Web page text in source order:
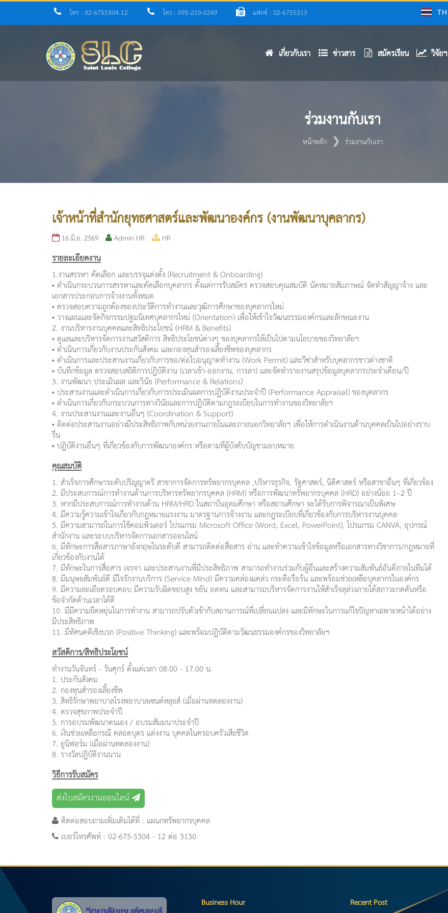
โทร : 02-6755304-12 โทร : 095-210-0249 แฟกซ์ : 02-6755313 TH
เกี่ยวกับเรา ข่าวสาร สมัครเรียน วิจัยฯ
ร่วมงานกับเรา
หน้าหลัก ร่วมงานกับเรา
เจ้าหน้าที่สำนักยุทธศาสตร์และพัฒนาองค์กร (งานพัฒนาบุคลากร)
16 มิ.ย. 2569 Admin HR HR
รายละเอียดงาน
1.งานสรรหา คัดเลือก และบรรจุแต่งตั้ง (Recruitment & Onboarding)
• ดำเนินกระบวนการสรรหาและคัดเลือกบุคลากร ตั้งแต่การรับสมัคร ตรวจสอบคุณสมบัติ นัดหมายสัมภาษณ์ จัดทำสัญญาจ้าง และ
เอกสารประกอบการจ้างงานทั้งหมด
• ตรวจสอบความถูกต้องของประวัติการทำงานและวุฒิการศึกษาของบุคลากรใหม่
• วางแผนและจัดกิจกรรมปฐมนิเทศบุคลากรใหม่ (Orientation) เพื่อให้เข้าใจวัฒนธรรมองค์กรและลักษณะงาน
2. งานบริหารงานบุคคลและสิทธิประโยชน์ (HRM & Benefits)
• ดูแลและบริหารจัดการงานสวัสดิการ สิทธิประโยชน์ต่างๆ ของบุคลากรให้เป็นไปตามนโยบายของวิทยาลัยฯ
• ดำเนินการเกี่ยวกับงานประกันสังคม และกองทุนสำรองเลี้ยงชีพของบุคลากร
• ดำเนินการและประสานงานเกี่ยวกับการขอ/ต่อใบอนุญาตทำงาน (Work Permit) และวีซ่าสำหรับบุคลากรชาวต่างชาติ
• บันทึกข้อมูล ตรวจสอบสถิติการปฏิบัติงาน (เวลาเข้า-ออกงาน, การลา) และจัดทำรายงานสรุปข้อมูลบุคลากรประจำเดือน/ปี
3. งานพัฒนา ประเมินผล และวินัย (Performance & Relations)
• ประสานงานและดำเนินการเกี่ยวกับการประเมินผลการปฏิบัติงานประจำปี (Performance Appraisal) ของบุคลากร
• ดำเนินการเกี่ยวกับกระบวนการทางวินัยและการปฏิบัติตามกฎระเบียบในการทำงานของวิทยาลัยฯ
4. งานประสานงานและงานอื่นๆ (Coordination & Support)
• ติดต่อประสานงานอย่างมีประสิทธิภาพกับหน่วยงานภายในและภายนอกวิทยาลัยฯ เพื่อให้การดำเนินงานด้านบุคคลเป็นไปอย่างราบ
รื่น
• ปฏิบัติงานอื่นๆ ที่เกี่ยวข้องกับการพัฒนาองค์กร หรือตามที่ผู้บังคับบัญชามอบหมาย
คุณสมบัติ
1. สำเร็จการศึกษาระดับปริญญาตรี สาขาการจัดการทรัพยากรบุคคล ,บริหารธุรกิจ, รัฐศาสตร์, นิติศาสตร์ หรือสาขาอื่นๆ ที่เกี่ยวข้อง
2. มีประสบการณ์การทำงานด้านการบริหารทรัพยากรบุคคล (HRM) หรือการพัฒนาทรัพยากรบุคคล (HRD) อย่างน้อย 1–2 ปี
3. หากมีประสบการณ์การทำงานด้าน HRM/HRD ในสถาบันอุดมศึกษา หรือสถานศึกษา จะได้รับการพิจารณาเป็นพิเศษ
4. มีความรู้ความเข้าใจเกี่ยวกับกฎหมายแรงงาน มาตรฐานการจ้างงาน และกฎระเบียบที่เกี่ยวข้องกับการบริหารงานบุคคล
5. มีความสามารถในการใช้คอมพิวเตอร์ โปรแกรม Microsoft Office (Word, Excel, PowerPoint), โปรแกรม CANVA, อุปกรณ์
สำนักงาน และระบบบริหารจัดการเอกสารออนไลน์
6. มีทักษะการสื่อสารภาษาอังกฤษในระดับดี สามารถติดต่อสื่อสาร อ่าน และทำความเข้าใจข้อมูลหรือเอกสารทางวิชาการ/กฎหมายที่
เกี่ยวข้องกับงานได้
7. มีทักษะในการสื่อสาร เจรจา และประสานงานที่มีประสิทธิภาพ สามารถทำงานร่วมกับผู้อื่นและสร้างความสัมพันธ์อันดีภายในทีมได้
8. มีมนุษยสัมพันธ์ดี มีใจรักงานบริการ (Service Mind) มีความคล่องแคล่ว กระตือรือร้น และพร้อมช่วยเหลือบุคลากรในองค์กร
9. มีความละเอียดรอบคอบ มีความรับผิดชอบสูง ขยัน อดทน และสามารถบริหารจัดการงานให้สำเร็จลุล่วงภายใต้สภาวะกดดันหรือ
ข้อจำกัดด้านเวลาได้ดี
10. มีมีความยืดหยุ่นในการทำงาน สามารถปรับตัวเข้ากับสถานการณ์ที่เปลี่ยนแปลง และมีทักษะในการแก้ไขปัญหาเฉพาะหน้าได้อย่าง
มีประสิทธิภาพ
11. มีทัศนคติเชิงบวก (Positive Thinking) และพร้อมปฏิบัติตามวัฒนธรรมองค์กรของวิทยาลัยฯ
สวัสดิการ/สิทธิประโยชน์
ทำงานวันจันทร์ - วันศุกร์ ตั้งแต่เวลา 08.00 - 17.00 น.
1. ประกันสังคม
2. กองทุนสำรองเลี้ยงชีพ
3. สิทธิรักษาพยาบาลโรงพยาบาลเซนต์หลุยส์ (เมื่อผ่านทดลองงาน)
4. ตรวจสุขภาพประจำปี
5. การอบรมพัฒนาตนเอง / อบรมสัมมนาประจำปี
6. เงินช่วยเหลือกรณี คลอดบุตร แต่งงาน บุคคลในครอบครัวเสียชีวิต
7. ยูนิฟอร์ม (เมื่อผ่านทดลองงาน)
8. รางวัลปฏิบัติงานนาน
วิธีการรับสมัคร
ส่งใบสมัครงานออนไลน์
ติดต่อสอบถามเพิ่มเติมได้ที่ : แผนกทรัพยากรบุคคล
เบอร์โทรศัพท์ : 02-675-5304 - 12 ต่อ 3130
Business Hour Recent Post